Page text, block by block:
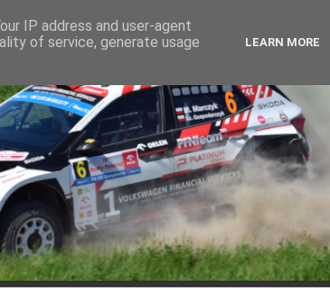
IP address and user-agent
of service, generate usage
LEARN MORE